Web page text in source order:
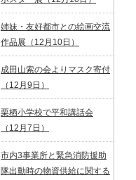
姉妹・友好都市との絵画交流
作品展（12月10日）
成田山索の会よりマスク寄付
（12月9日）
栗栖小学校で平和講話会
（12月7日）
市内3事業所と緊急消防援助
隊出動時の物資供給に関する